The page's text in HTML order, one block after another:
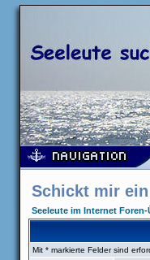
Schickt mir
Seeleute im Internet
Mit * markierte Felder sind